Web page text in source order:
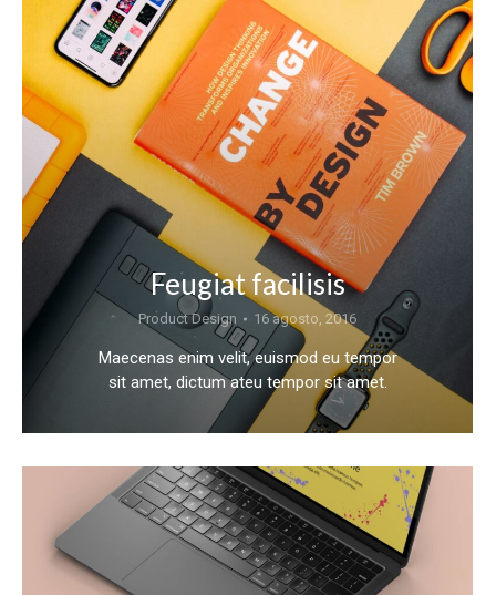
Feugiat facilisis
Product Design 16 agosto, 2016
Maecenas enim velit, euismod eu tempor
sit amet, dictum ateu tempor sit amet.